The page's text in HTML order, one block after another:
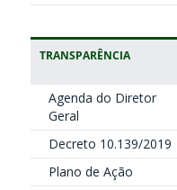
TRANSPARÊNCIA
Agenda do Diretor
Geral
Decreto 10.139/2019
Plano de Ação